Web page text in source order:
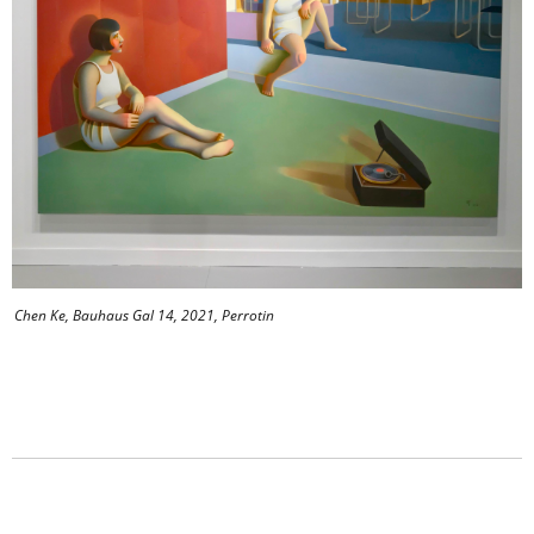
Chen Ke, Bauhaus Gal 14, 2021, Perrotin